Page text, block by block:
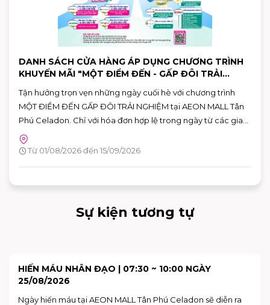
DANH SÁCH CỬA HÀNG ÁP DỤNG CHƯƠNG TRÌNH
KHUYẾN MÃI "MỘT ĐIỂM ĐẾN - GẤP ĐÔI TRẢI
Tận hưởng trọn vẹn những ngày cuối hè với chương trình
MỘT ĐIỂM ĐẾN GẤP ĐÔI TRẢI NGHIỆM tại AEON MALL Tân
Phú Celadon. Chỉ với hóa đơn hợp lệ trong ngày từ các gian
hàng tham gia, khách hàng có thể nhận ưu đãi chéo giữa
khu ẩm thực Vườn Ngon và các gian hàng giải trí, giúp hành
Từ 01/08/2026 đến 15/09/2026
Sự kiện tương tự
SKY: CHILDREN OF THE LIGHT TRẢI NGHIỆM KHÔNG
GIAN NGHỆ THUẬT "VAN GOGH THƯƠNG MẾN"
Bạn đã sẵn sàng để bước vào những bức họa của Van Gogh